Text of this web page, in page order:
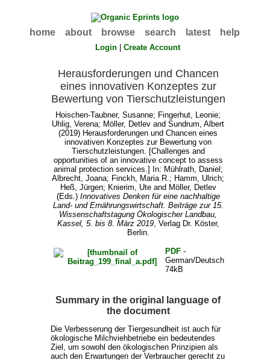
home about browse search latest help
Login |Create Account
Herausforderungen und Chancen
eines innovativen Konzeptes zur
Bewertung von Tierschutzleistungen
Hoischen-Taubner, Susanne; Fingerhut, Leonie;
Uhlig, Verena; Möller, Detlev andSundrum, Albert
(2019) Herausforderungen und Chancen eines
innovativen Konzeptes zur Bewertung von
Tierschutzleistungen. [Challenges and
opportunities of an innovative concept to assess
animal protection services.] In: Mühlrath, Daniel ;
Albrecht, Joana; Finckh, Maria R.; Hamm, Ulrich;
Heß, Jürgen; Knierim, Uteand Möller, Detlev
(Eds.) Innovatives Denken für eine nachhaltige
Land- und Ernährungswirtschaft. Beiträge zur 15.
Wissenschaftstagung Ökologischer Landbau,
Kassel, 5. bis 8. März 2019, Verlag Dr. Köster,
Berlin.
PDF-
German/Deutsch
74kB
Summary in the original language of
the document
Die Verbesserung der Tiergesundheit ist auch für
ökologische Milchviehbetriebe ein bedeutendes
Ziel, um sowohl den ökologischen Prinzipien als
auch den Erwartungen der Verbraucher gerecht zu